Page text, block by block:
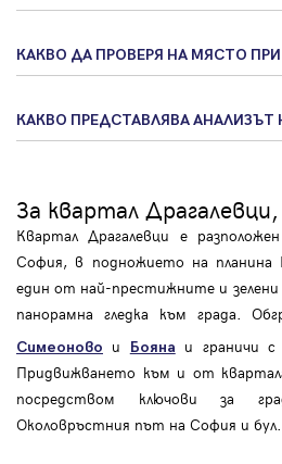
КАКВО ДА ПРОВЕРЯ НА МЯСТО ПРИ
КАКВО ПРЕДСТАВЛЯВА АНАЛИЗЪТ
За квартал
Квартал Драгалевци е
София, в подножието на
един от най-престижните и
панорамна гледка към града.
Симеоново и Бояна и граничи
Придвижването към и от
посредством ключови за
Околовръстния път на София и бул.